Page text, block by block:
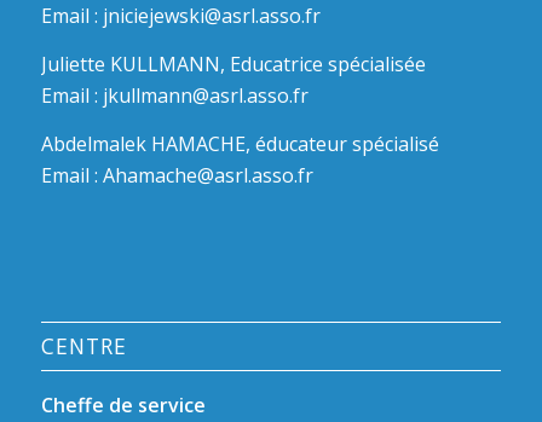
Email : jniciejewski@asrl.asso.fr
Juliette KULLMANN, Educatrice spécialisée
Email : jkullmann@asrl.asso.fr
Abdelmalek HAMACHE, éducateur spécialisé
Email : Ahamache@asrl.asso.fr
CENTRE
Cheffe de service